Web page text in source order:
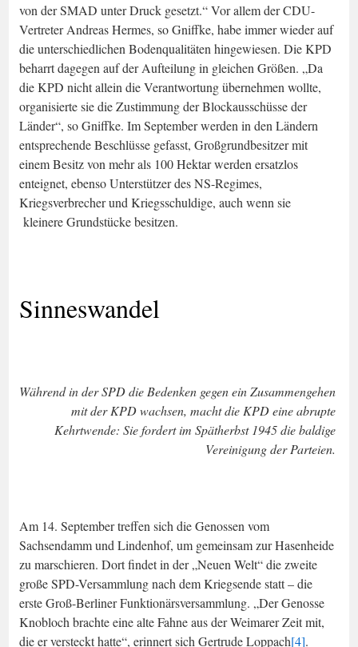
von der SMAD unter Druck gesetzt.“ Vor allem der CDU-
Vertreter Andreas Hermes, so Gniffke, habe immer wieder auf
die unterschiedlichen Bodenqualitäten hingewiesen. Die KPD
beharrt dagegen auf der Aufteilung in gleichen Größen. „Da
die KPD nicht allein die Verantwortung übernehmen wollte,
organisierte sie die Zustimmung der Blockausschüsse der
Länder“, so Gniffke. Im September werden in den Ländern
entsprechende Beschlüsse gefasst, Großgrundbesitzer mit
einem Besitz von mehr als 100 Hektar werden ersatzlos
enteignet, ebenso Unterstützer des NS-Regimes,
Kriegsverbrecher und Kriegsschuldige, auch wenn sie
kleinere Grundstücke besitzen.
Sinneswandel
Während in der SPD die Bedenken gegen ein Zusammengehen
mit der KPD wachsen, macht die KPD eine abrupte
Kehrtwende: Sie fordert im Spätherbst 1945 die baldige
Vereinigung der Parteien.
Am 14. September treffen sich die Genossen vom
Sachsendamm und Lindenhof, um gemeinsam zur Hasenheide
zu marschieren. Dort findet in der „Neuen Welt“ die zweite
große SPD-Versammlung nach dem Kriegsende statt – die
erste Groß-Berliner Funktionärsversammlung. „Der Genosse
Knobloch brachte eine alte Fahne aus der Weimarer Zeit mit,
die er versteckt hatte“, erinnert sich Gertrude Loppach[4].